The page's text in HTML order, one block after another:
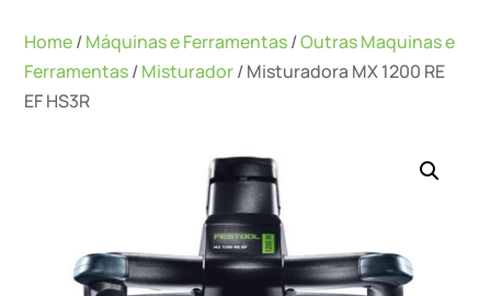
Home/Máquinas e Ferramentas/Outras Maquinas e
Ferramentas/Misturador/ Misturadora MX 1200 RE
EF HS3R